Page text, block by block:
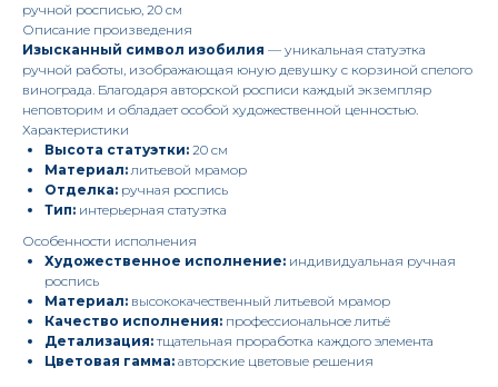
ручной росписью, 20 см
Описание произведения
Изысканный символ изобилия — уникальная статуэтка
ручной работы, изображающая юную девушку с корзиной спелого
винограда. Благодаря авторской росписи каждый экземпляр
неповторим и обладает особой художественной ценностью.
Характеристики
Высота статуэтки: 20 см
Материал:литьевой мрамор
Отделка: ручная роспись
Тип: интерьерная статуэтка
Особенности исполнения
Художественное исполнение: индивидуальная ручная
роспись
Материал: высококачественный литьевой мрамор
Качество исполнения: профессиональное литьё
Детализация:тщательная проработка каждого элемента
Цветовая гамма: авторские цветовые решения